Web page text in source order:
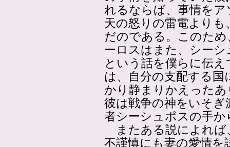
れるならば、事情を
天の怒りの雷電より
だのである。このた
ーロスはまた、シー
という話を僕らに伝
は、自分の支配する
かり静まりかえった
彼は戦争の神をいそぎ
者シーシュポスの手
またある説によれば
不謹慎にも妻の愛情を